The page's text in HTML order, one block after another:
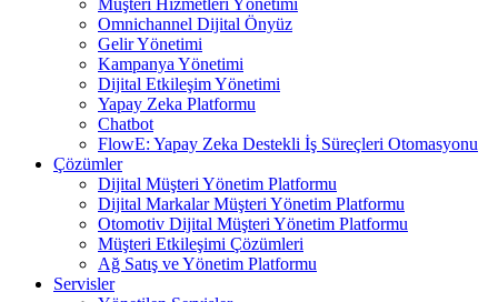
Müşteri Hizmetleri Yönetimi
Omnichannel Dijital Önyüz
Gelir Yönetimi
Kampanya Yönetimi
Dijital Etkileşim Yönetimi
Yapay Zeka Platformu
Chatbot
FlowE: Yapay Zeka Destekli İş Süreçleri Otomasyonu
Çözümler
Dijital Müşteri Yönetim Platformu
Dijital Markalar Müşteri Yönetim Platformu
Otomotiv Dijital Müşteri Yönetim Platformu
Müşteri Etkileşimi Çözümleri
Ağ Satış ve Yönetim Platformu
Servisler